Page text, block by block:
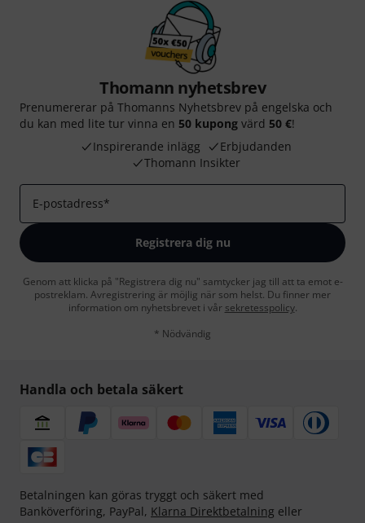
Thomann nyhetsbrev
Prenumererar på Thomanns Nyhetsbrev på engelska och
du kan med lite tur vinna en 50 kupong värd 50 €!
Inspirerande inlägg
Erbjudanden
Thomann Insikter
E-postadress*
Registrera dig nu
Genom att klicka på "Registrera dig nu" samtycker jag till att ta emot e-
postreklam. Avregistrering är möjlig när som helst. Du finner mer
information om nyhetsbrevet i vår sekretesspolicy.
* Nödvändig
Handla och betala säkert
Betalningen kan göras tryggt och säkert med
Banköverföring, PayPal, Klarna Direktbetalning eller